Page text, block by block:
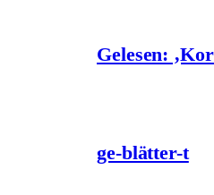
Gelesen:
ge-blätter-t